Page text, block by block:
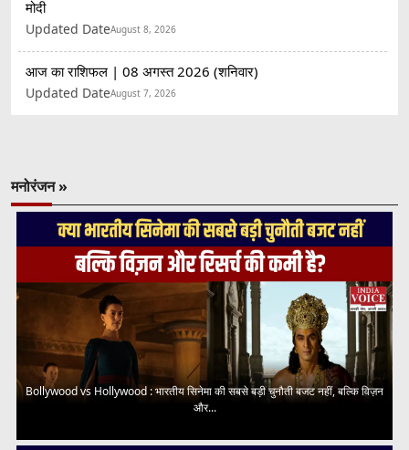
मोदी
Updated DateAugust 8, 2026
आज का राशिफल | 08 अगस्त 2026 (शनिवार)
Updated DateAugust 7, 2026
मनोरंजन »
Bollywood vs Hollywood : भारतीय सिनेमा की सबसे बड़ी चुनौती बजट नहीं, बल्कि विज़न
और...